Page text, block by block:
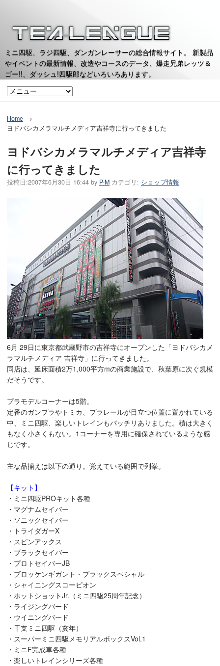
ミニ四駆、ラジ四駆、ダンガンレーサーの総合情報サイト。 新製品
やイベントの最新情報、改造やコースのデータ、爆走兄弟レッツ＆
ゴー!!、ダッシュ!四駆郎などいろいろあります。
Home
ヨドバシカメラマルチメディア吉祥寺に行ってきました
ヨドバシカメラマルチメディア吉祥寺
に行ってきました
投稿日:2007年6月30日 16:44 by P-M カテゴリ: ショップ情報
6月 29日に東京都武蔵野市の吉祥寺にオープンした「ヨドバシカメ
ラマルチメディア 吉祥寺」に行ってきました。
同店は、延床面積2万1,000平方mの商業施設で、秋葉原に次ぐ規模
だそうです。
プラモデルコーナーは5階。
定番のガンプラやトミカ、プラレールが目立つ位置に置かれている
中、ミニ四駆、楽しいトレインもバッチリありました。積は大きく
もなく小さくもない。1コーナーを専用に確保されているような感
じです。
主な品揃えは以下の通り。覚えている範囲で列挙。
【キット】
・ミニ四駆PROキット各種
・マグナムセイバー
・ソニックセイバー
・トライダガーX
・スピンアックス
・ブラックセイバー
・プロトセイバーJB
・ブロッケンギガント・ブラックスペシャル
・シャイニングスコーピオン
・ホットショットJr.（ミニ四駆25周年記念）
・ライジングバード
・ウイニングバード
・干支ミニ四駆（亥年）
・スーパーミニ四駆メモリアルボックスVol.1
・ミニF完成車各種
・楽しいトレインシリーズ各種